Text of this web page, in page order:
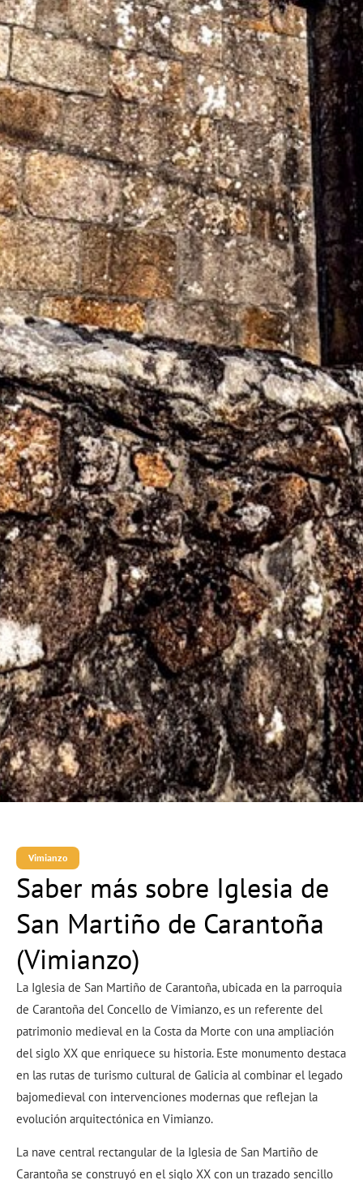
Vimianzo
Saber más sobre Iglesia de
San Martiño de Carantoña
(Vimianzo)
La Iglesia de San Martiño de Carantoña, ubicada en la parroquia
de Carantoña del Concello de Vimianzo, es un referente del
patrimonio medieval en la Costa da Morte con una ampliación
del siglo XX que enriquece su historia. Este monumento destaca
en las rutas de turismo cultural de Galicia al combinar el legado
bajomedieval con intervenciones modernas que reflejan la
evolución arquitectónica en Vimianzo.
La nave central rectangular de la Iglesia de San Martiño de
Carantoña se construyó en el siglo XX con un trazado sencillo